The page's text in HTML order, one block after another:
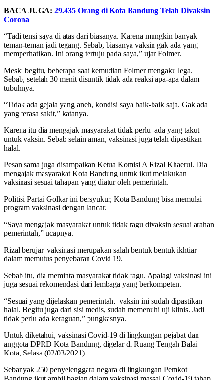
BACA JUGA: 29.435 Orang di Kota Bandung Telah Divaksin
Corona
“Tadi tensi saya di atas dari biasanya. Karena mungkin banyak
teman-teman jadi tegang. Sebab, biasanya vaksin gak ada yang
memperhatikan. Ini orang tertuju pada saya,” ujar Folmer.
Meski begitu, beberapa saat kemudian Folmer mengaku lega.
Sebab, setelah 30 menit disuntik tidak ada reaksi apa-apa dalam
tubuhnya.
“Tidak ada gejala yang aneh, kondisi saya baik-baik saja. Gak ada
yang terasa sakit,” katanya.
Karena itu dia mengajak masyarakat tidak perlu ada yang takut
untuk vaksin. Sebab selain aman, vaksinasi juga telah dipastikan
halal.
Pesan sama juga disampaikan Ketua Komisi A Rizal Khaerul. Dia
mengajak masyarakat Kota Bandung untuk ikut melakukan
vaksinasi sesuai tahapan yang diatur oleh pemerintah.
Politisi Partai Golkar ini bersyukur, Kota Bandung bisa memulai
program vaksinasi dengan lancar.
“Saya mengajak masyarakat untuk tidak ragu divaksin sesuai arahan
pemerintah,” ucapnya.
Rizal berujar, vaksinasi merupakan salah bentuk bentuk ikhtiar
dalam memutus penyebaran Covid 19.
Sebab itu, dia meminta masyarakat tidak ragu. Apalagi vaksinasi ini
juga sesuai rekomendasi dari lembaga yang berkompeten.
“Sesuai yang dijelaskan pemerintah, vaksin ini sudah dipastikan
halal. Begitu juga dari sisi medis, sudah memenuhi uji klinis. Jadi
tidak perlu ada keraguan,” pungkasnya.
Untuk diketahui, vaksinasi Covid-19 di lingkungan pejabat dan
anggota DPRD Kota Bandung, digelar di Ruang Tengah Balai
Kota, Selasa (02/03/2021).
Sebanyak 250 penyelenggara negara di lingkungan Pemkot
Bandung ikut ambil bagian dalam vaksinasi massal Covid-19 tahap